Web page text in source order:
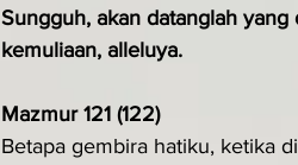
Sungguh, akan datanglah
kemuliaan, alleluya.
Mazmur 121 (122)
Betapa gembira hatiku, ketika